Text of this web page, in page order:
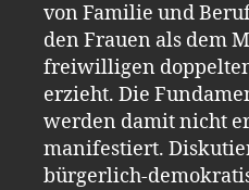
von Familie und
den Frauen als dem
freiwilligen
erzieht. Die
werden damit nicht
manifestiert.
bürgerlich-